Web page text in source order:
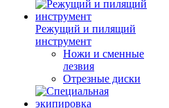
Режущий и пилящий
инструмент
Ножи и сменные
лезвия
Отрезные диски